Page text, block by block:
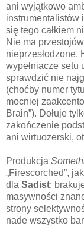
ani wyjątkowo
instrumentalistów
się tego całkiem
Nie ma
nieprzesłodzone.
wypełniacze setu
sprawdzić nie
(choćby numer
mocniej
Brain”). Dołuje
zakończenie
ani wirtuozerski,
Produkcja
„Firescorched”,
dla Sadist;
masywności
strony
nade wszystko